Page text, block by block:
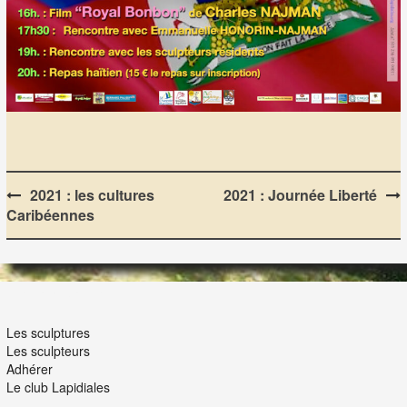
Post
navigation
2021 : les cultures
Caribéennes
2021 : Journée Liberté
Les sculptures
Les sculpteurs
Adhérer
Le club Lapidiales